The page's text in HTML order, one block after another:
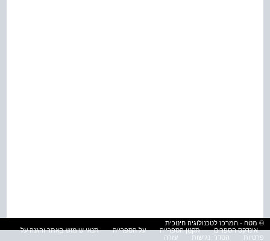
© מטח - המרכז לטכנולוגיה חינוכית
אינדקס הספרים
תקנון הספרייה על הספרייה
תנאי שימוש באתר והגנה על
פרטיות
הסדרי נגישות עזרה